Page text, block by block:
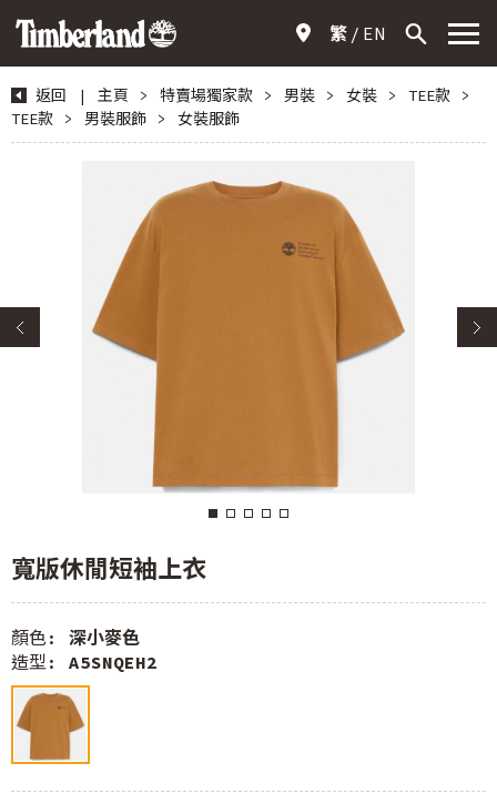
繁 EN
返回 | 主頁 > 特賣場獨家款 > 男裝 > 女裝 > TEE款
>
TEE款
> 男裝服飾 > 女裝服飾
寬版休閒短袖上衣
顏色: 深小麥色
造型: A5SNQEH2